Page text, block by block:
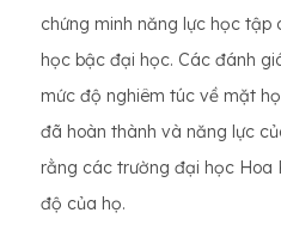
chứng minh năng lực học tập
học bậc đại học. Các đánh
mức độ nghiêm túc về mặt
đã hoàn thành và năng lực
rằng các trường đại học Hoa
độ của họ.